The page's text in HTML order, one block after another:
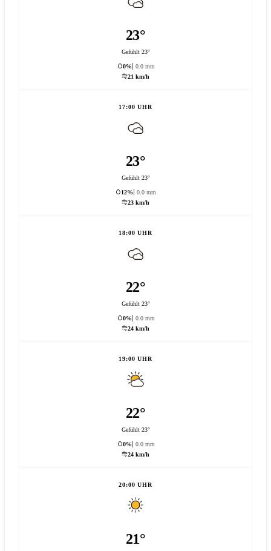
23°
Gefühlt 23°
0%
0.0 mm
21 km/h
17:00 UHR
23°
Gefühlt 23°
12%
0.0 mm
23 km/h
18:00 UHR
22°
Gefühlt 23°
0%
0.0 mm
24 km/h
19:00 UHR
22°
Gefühlt 23°
0%
0.0 mm
24 km/h
20:00 UHR
21°